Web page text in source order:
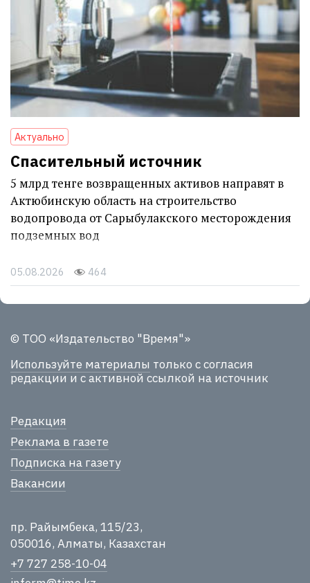
Актуально
Спасительный источник
5 млрд тенге возвращенных активов направят в
Актюбинскую область на строительство
водопровода от Сарыбулакского месторождения
подземных вод
05.08.2026 464
© ТОО «Издательство "Время"»
Используйте материалы только с согласия
редакции и с активной ссылкой на источник
Редакция
Реклама в газете
Подписка на газету
Вакансии
пр. Райымбека, 115/23,
050016, Алматы, Казахстан
+7 727 258-10-04